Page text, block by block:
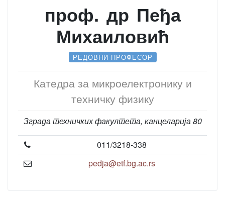
проф. др Пеђа
Михаиловић
РЕДОВНИ ПРОФЕСОР
Катедра за микроелектронику и
техничку физику
Зграда техничких факултета, канцеларија 80
011/3218-338
pedja@etf.bg.ac.rs